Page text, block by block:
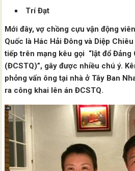
Trí Đạt
Mới đây, vợ chồng cựu vận động
Quốc là Hác Hải Đông và Diệp
tiếp trên mạng kêu gọi “lật đổ Đảng
(ĐCSTQ)”, gây được nhiều chú ý.
phỏng vấn ông tại nhà ở Tây Ban
ra công khai lên án ĐCSTQ.